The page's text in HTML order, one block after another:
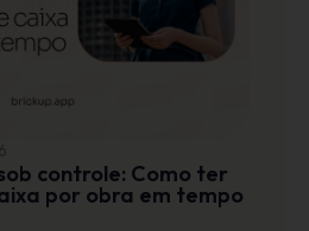
controle: Como ter
por obra em tempo